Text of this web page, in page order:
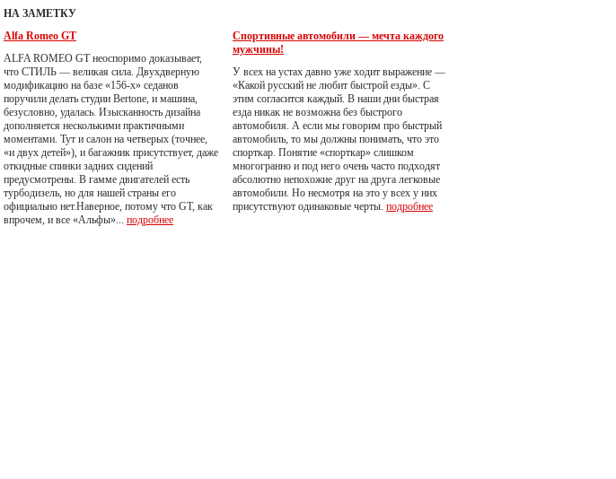
НА ЗАМЕТКУ
Alfa Romeo GT
ALFA ROMEO GT неоспоримо доказывает,
что СТИЛЬ — великая сила. Двухдверную
модификацию на базе «156-х» седанов
поручили делать студии Bertone, и машина,
безусловно, удалась. Изысканность дизайна
дополняется несколькими практичными
моментами. Тут и салон на четверых (точнее,
«и двух детей»), и багажник присутствует, даже
откидные спинки задних сидений
предусмотрены. В гамме двигателей есть
турбодизель, но для нашей страны его
официально нет.Наверное, потому что GT, как
впрочем, и все «Альфы»... подробнее
Спортивные автомобили — мечта каждого
мужчины!
У всех на устах давно уже ходит выражение —
«Какой русский не любит быстрой езды». С
этим согласится каждый. В наши дни быстрая
езда никак не возможна без быстрого
автомобиля. А если мы говорим про быстрый
автомобиль, то мы должны понимать, что это
спорткар. Понятие «спорткар» слишком
многогранно и под него очень часто подходят
абсолютно непохожие друг на друга легковые
автомобили. Но несмотря на это у всех у них
присутствуют одинаковые черты. подробнее